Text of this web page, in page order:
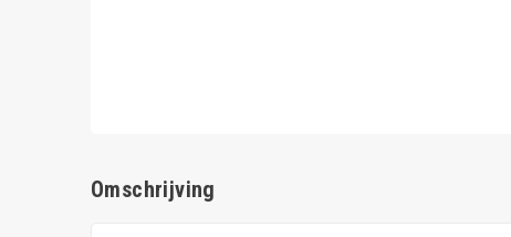
Omschrijving